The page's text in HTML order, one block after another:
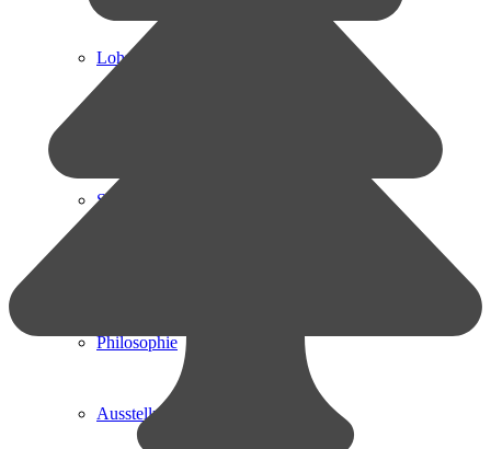
Lohnbeschriftung
Schulung-Service-Wartung
Philosophie
Ausstellungen / Messen